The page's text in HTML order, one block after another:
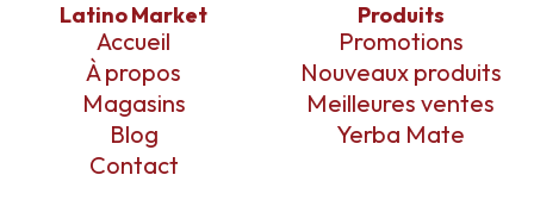
Latino Market
Accueil
À propos
Magasins
Blog
Contact
Produits
Promotions
Nouveaux produits
Meilleures ventes
Yerba Mate